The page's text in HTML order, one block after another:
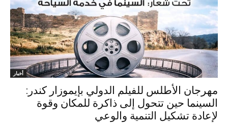
أخبار
مهرجان الأطلس للفيلم الدولي بإيموزار كندر:
السينما حين تتحول إلى ذاكرة للمكان وقوة
لإعادة تشكيل التنمية والوعي